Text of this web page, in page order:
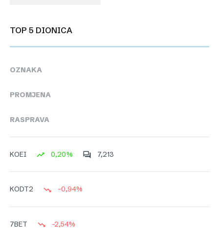
TOP 5 DIONICA
OZNAKA
PROMJENA
RASPRAVA
KOEI 0,20% 7,213
KODT2 -0,94%
7BET -2,54%